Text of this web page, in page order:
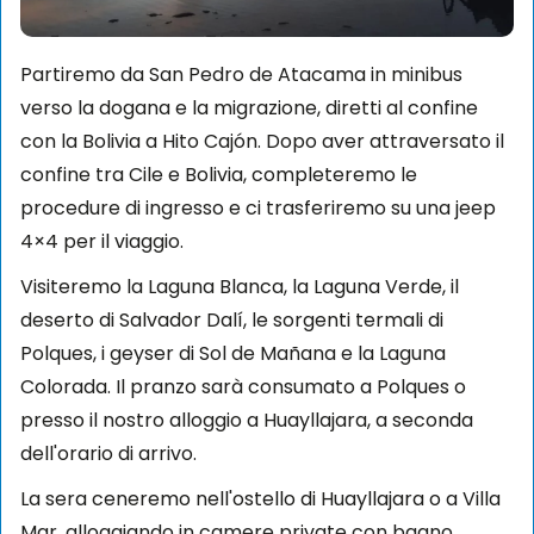
Partiremo da San Pedro de Atacama in minibus
verso la dogana e la migrazione, diretti al confine
con la Bolivia a Hito Cajón. Dopo aver attraversato il
confine tra Cile e Bolivia, completeremo le
procedure di ingresso e ci trasferiremo su una jeep
4×4 per il viaggio.
Visiteremo la Laguna Blanca, la Laguna Verde, il
deserto di Salvador Dalí, le sorgenti termali di
Polques, i geyser di Sol de Mañana e la Laguna
Colorada. Il pranzo sarà consumato a Polques o
presso il nostro alloggio a Huayllajara, a seconda
dell'orario di arrivo.
La sera ceneremo nell'ostello di Huayllajara o a Villa